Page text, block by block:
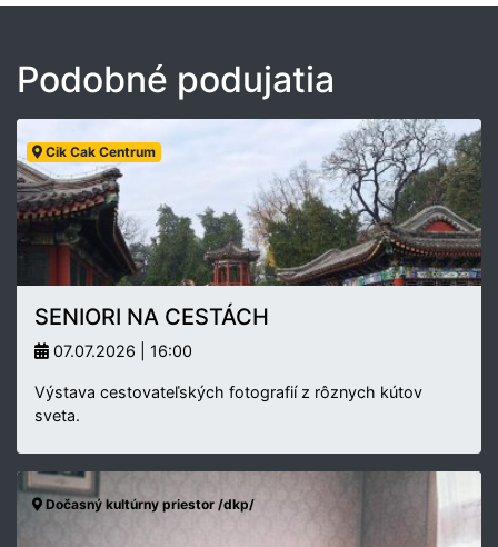
Podobné podujatia
Cik Cak Centrum
SENIORI NA CESTÁCH
07.07.2026 | 16:00
Výstava cestovateľských fotografií z rôznych kútov
sveta.
Dočasný kultúrny priestor /dkp/